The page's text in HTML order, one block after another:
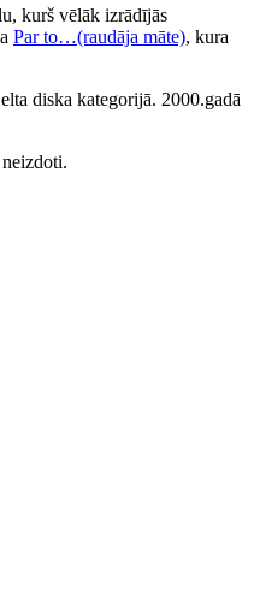
kurš vēlāk izrādījās
Par to…(raudāja māte), kura
diska kategorijā. 2000.gadā